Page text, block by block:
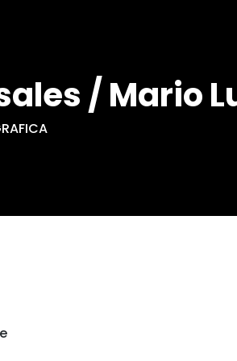
/ Mario